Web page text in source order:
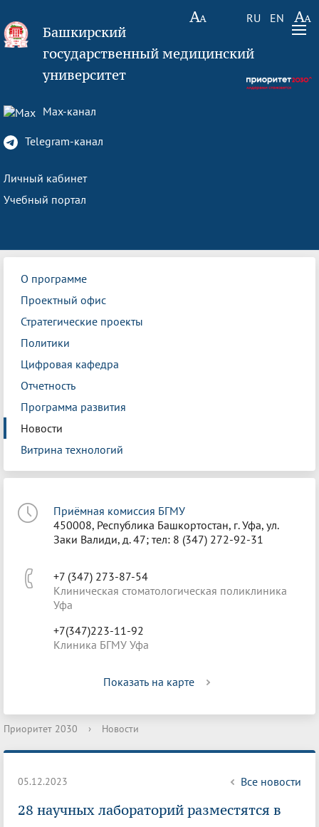
RU EN
Башкирский
государственный медицинский
университет
Max-канал
Telegram-канал
Личный кабинет
Учебный портал
О программе
Проектный офис
Стратегические проекты
Политики
Цифровая кафедра
Отчетность
Программа развития
Новости
Витрина технологий
Приёмная комиссия БГМУ
450008, Республика Башкортостан, г. Уфа, ул.
Заки Валиди, д. 47; тел: 8 (347) 272-92-31
+7 (347) 273-87-54
Клиническая стоматологическая поликлиника
Уфа
+7(347)223-11-92
Клиника БГМУ Уфа
Показать на карте
Приоритет 2030 › Новости
05.12.2023 Все новости
28 научных лабораторий разместятся в